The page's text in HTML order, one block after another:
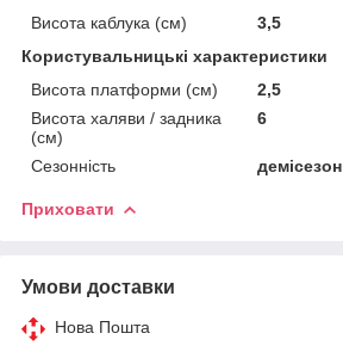
Висота каблука (см)
3,5
Користувальницькі характеристики
Висота платформи (см)
2,5
Висота халяви / задника
(см)
6
Сезонність демісезон
Приховати
Умови доставки
Нова Пошта